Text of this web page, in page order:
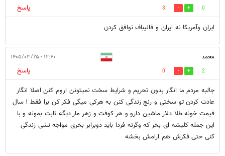
0
3
پاسخ
ایران وآمریکا نه ایران و قالیباف توافق کردن
محمد ۱۲:۴۰ - ۱۴۰۵/۰۳/۲۵
2
0
پاسخ
جالبه مردم ما انگار بدون تحریم و شرایط سخت نمیتونن اروم کنن اصلا انگار
عادت کردن تو سختی و رنج زندگی کنن به هرکی میگی فکر کن برا فقط ۱ سال
قیمت خونه طلا دلار ماشین دارو و هر کوفت و زهر مار دیگه ثابت بمونه و با
این جمله کلیشه ای بخر که وگرنه فردا باید دوبرابر بخری مواجه نشی زندگی
کنی حتی فکرش هم ارامش بخشه